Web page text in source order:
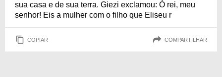
sua casa e de sua terra. Giezi exclamou: Ó rei, meu
senhor! Eis a mulher com o filho que Eliseu r
COPIAR COMPARTILHAR